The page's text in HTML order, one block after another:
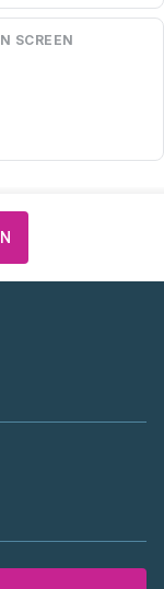
SCREEN